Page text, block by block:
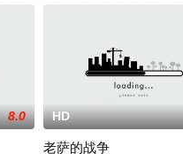
8.0 HD
老萨的战争